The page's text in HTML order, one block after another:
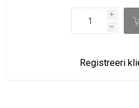
i
h
Registreeri